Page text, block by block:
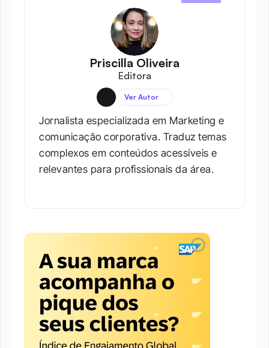
Priscilla Oliveira
Editora
Ver Autor
Jornalista especializada em Marketing e
comunicação corporativa. Traduz temas
complexos em conteúdos acessíveis e
relevantes para profissionais da área.​